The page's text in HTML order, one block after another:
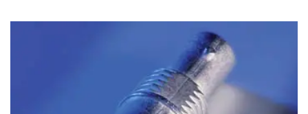
Systèmes de vidange
Traitement de surface